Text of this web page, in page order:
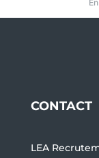
CONTACT
LEA